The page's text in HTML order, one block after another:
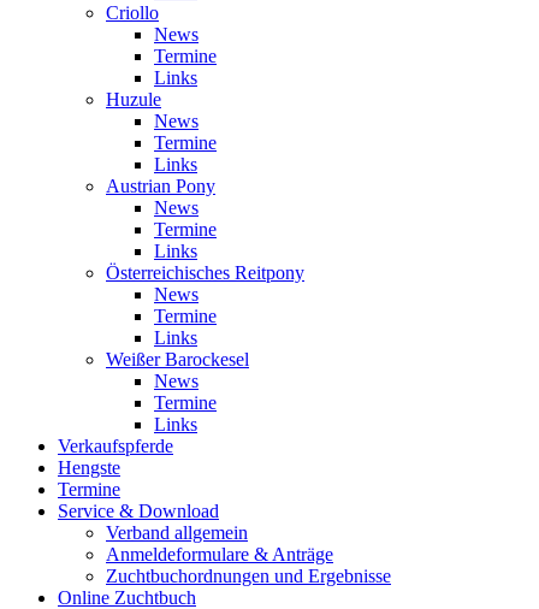
Criollo
News
Termine
Links
Huzule
News
Termine
Links
Austrian Pony
News
Termine
Links
Österreichisches Reitpony
News
Termine
Links
Weißer Barockesel
News
Termine
Links
Verkaufspferde
Hengste
Termine
Service & Download
Verband allgemein
Anmeldeformulare & Anträge
Zuchtbuchordnungen und Ergebnisse
Online Zuchtbuch